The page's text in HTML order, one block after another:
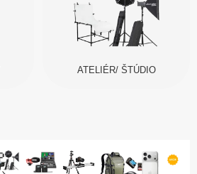
ATELIÉR/ ŠTÚDIO